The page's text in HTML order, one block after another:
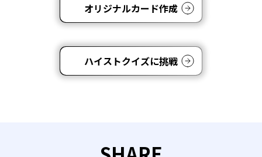
オリジナルカード作成
ハイストクイズに挑戦